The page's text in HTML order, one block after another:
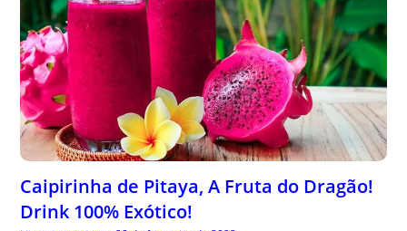
Caipirinha de Pitaya, A Fruta do Dragão!
Drink 100% Exótico!